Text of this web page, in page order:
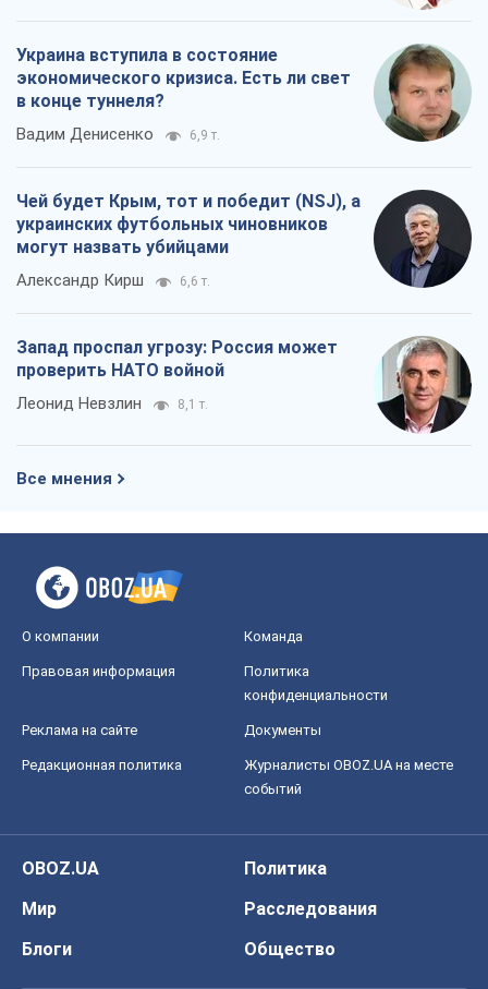
Украина вступила в состояние
экономического кризиса. Есть ли свет
в конце туннеля?
Вадим Денисенко 6,9 т.
Чей будет Крым, тот и победит (NSJ), а
украинских футбольных чиновников
могут назвать убийцами
Александр Кирш 6,6 т.
Запад проспал угрозу: Россия может
проверить НАТО войной
Леонид Невзлин 8,1 т.
Все мнения
О компании Команда
Правовая информация
Политика
конфиденциальности
Реклама на сайте Документы
Редакционная политика
Журналисты OBOZ.UA на месте
событий
OBOZ.UA
Политика
Мир
Расследования
Блоги
Общество